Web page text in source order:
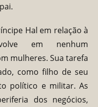
Hal em relação à
em nenhum
mulheres. Sua tarefa
como filho de seu
político e militar. As
dos negócios,